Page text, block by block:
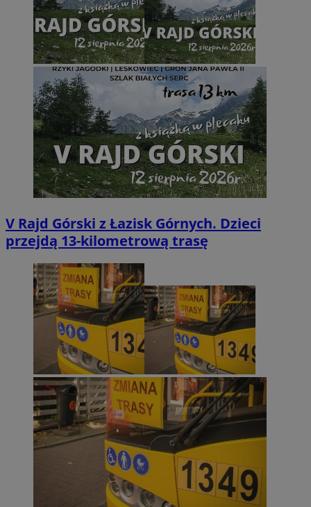
V Rajd Górski z Łazisk Górnych. Dzieci
przejdą 13-kilometrową trasę